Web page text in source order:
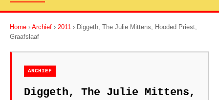
Home › Archief › 2011 › Diggeth, The Julie Mittens, Hooded Priest,
Graafslaaf
ARCHIEF
Diggeth, The Julie Mittens,